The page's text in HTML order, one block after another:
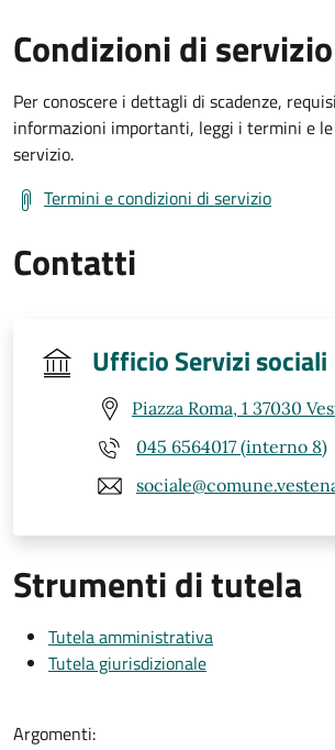
Condizioni di servizio
Per conoscere i dettagli di scadenze,
informazioni importanti, leggi i termini e
servizio.
Termini e condizioni di servizio
Contatti
Ufficio Servizi sociali
Piazza Roma, 1 37030
045 6564017 (interno 8)
Strumenti di tutela
Tutela amministrativa
Tutela giurisdizionale
Argomenti: